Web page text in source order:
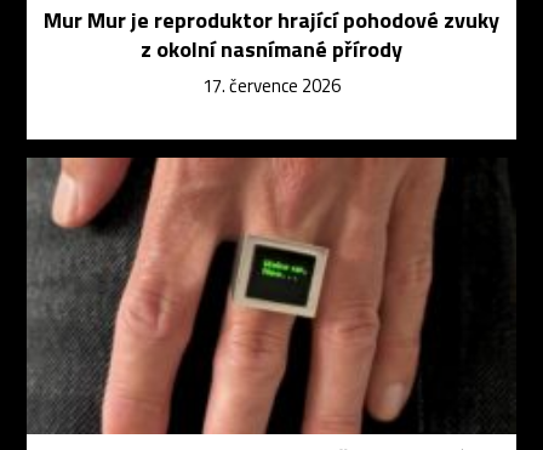
Mur Mur je reproduktor hrající pohodové zvuky
z okolní nasnímané přírody
17. července 2026